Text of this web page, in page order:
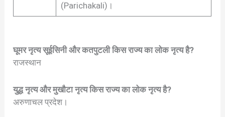
(Parichakali)।
घूमर नृत्य सूईसिनी और कतपुटली किस राज्य का लोक नृत्य है?
राजस्थान
युद्ध नृत्य और मुखौटा नृत्य किस राज्य का लोक नृत्य है?
अरुणाचल प्रदेश।